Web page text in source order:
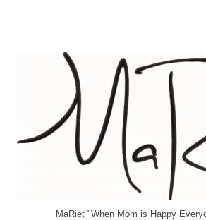
MaRiet "When Mom is Happy